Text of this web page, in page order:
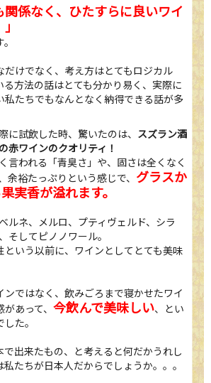
関係なく、ひたすらに良いワイ
だけでなく、考え方はとてもロジカル
る方法の話はとても分かり易く、実際に
私たちでもなんとなく納得できる話が多
に試飲した時、驚いたのは、 スズラン酒
赤ワインのクオリティ！
言われる「青臭さ」や、固さは全くなく
余裕たっぷりという感じで、 グラスか
実香が溢れます。
ルネ、メルロ、プティヴェルド、シラ
そしてピノノワール。
という以前に、ワインとしてとても美味
ンではなく、飲みごろまで寝かせたワイ
があって、今飲んで美味しい、とい
た。
で出来たもの、と考えると何だかうれし
たちが日本人だからでしょうか。。。